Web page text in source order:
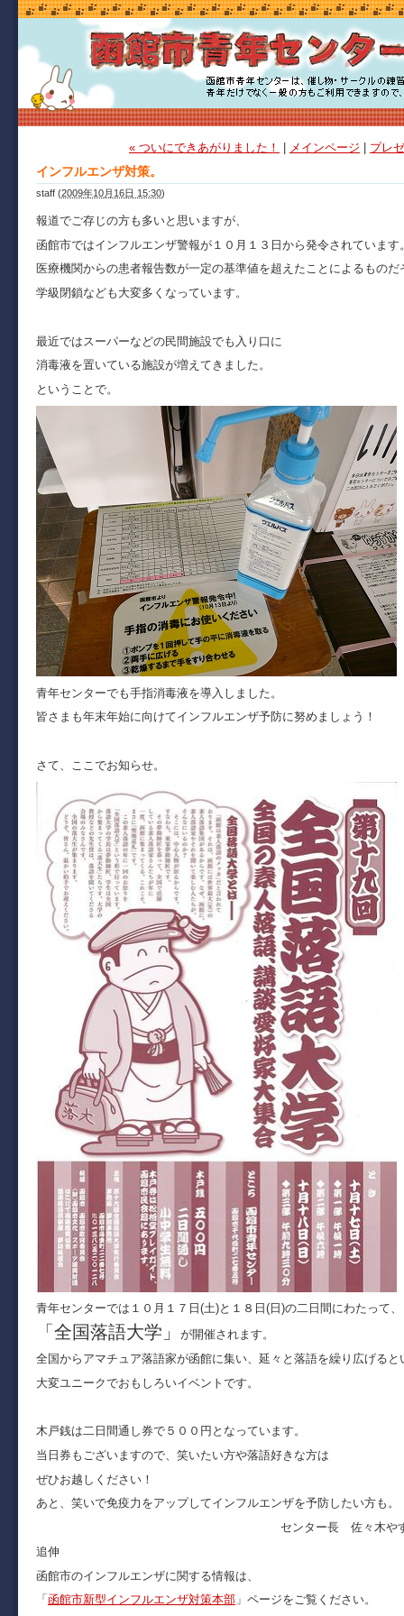
« ついにできあがりました！ メインページ プレ
インフルエンザ対策。
staff (2009年10月16日 15:30)
報道でご存じの方も多いと思いますが、
函館市ではインフルエンザ警報が１０月１３日から発令されています
医療機関からの患者報告数が一定の基準値を超えたことによるものだ
学級閉鎖なども大変多くなっています。
最近ではスーパーなどの民間施設でも入り口に
消毒液を置いている施設が増えてきました。
ということで。
青年センターでも手指消毒液を導入しました。
皆さまも年末年始に向けてインフルエンザ予防に努めましょう！
さて、ここでお知らせ。
青年センターでは１０月１７日(土)と１８日(日)の二日間にわたって、
「全国落語大学」
が開催されます。
全国からアマチュア落語家が函館に集い、延々と落語を繰り広げると
大変ユニークでおもしろいイベントです。
木戸銭は二日間通し券で５００円となっています。
当日券もございますので、笑いたい方や落語好きな方は
ぜひお越しください！
あと、笑いで免疫力をアップしてインフルエンザを予防したい方も。
センター長 佐々木や
追伸
函館市のインフルエンザに関する情報は、
「 函館市新型インフルエンザ対策本部 」ページをご覧ください。